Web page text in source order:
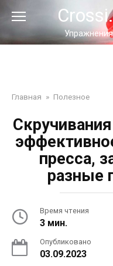
контенту
Главная » Полезное
пресса,
разные
Время чтения
3 мин.
Опубликовано
03.09.2023